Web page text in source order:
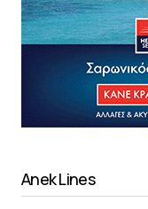
Anek Lines